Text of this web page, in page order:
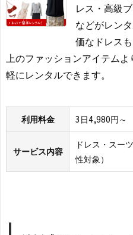
レス・高級
などがレン
価なドレス
上のファッションアイテム
軽にレンタルできます。
利用料金 3日4,980円～
サービス内容
ドレス・スー
性対象）